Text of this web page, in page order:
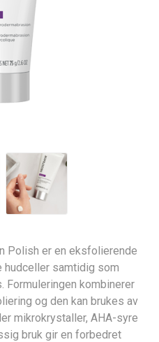
Polish er en eksfolierende
hudceller samtidig som
kombinerer
og den kan brukes av
mikrokrystaller, AHA-syre
bruk gir en forbedret